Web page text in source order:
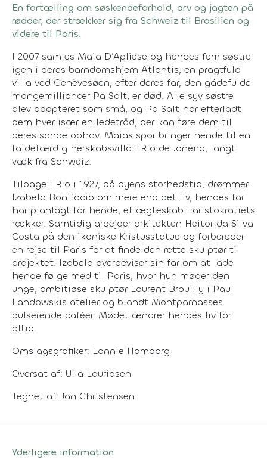
En fortælling om søskendeforhold, arv og jagten på
rødder, der strækker sig fra Schweiz til Brasilien og
videre til Paris.
I 2007 samles Maia D’Apliese og hendes fem søstre
igen i deres barndomshjem Atlantis, en pragtfuld
villa ved Genèvesøen, efter deres far, den gådefulde
mangemillionær Pa Salt, er død. Alle syv søstre
blev adopteret som små, og Pa Salt har efterladt
dem hver især en ledetråd, der kan føre dem til
deres sande ophav. Maias spor bringer hende til en
faldefærdig herskabsvilla i Rio de Janeiro, langt
væk fra Schweiz.
Tilbage i Rio i 1927, på byens storhedstid, drømmer
Izabela Bonifacio om mere end det liv, hendes far
har planlagt for hende, et ægteskab i aristokratiets
rækker. Samtidig arbejder arkitekten Heitor da Silva
Costa på den ikoniske Kristusstatue og forbereder
en rejse til Paris for at finde den rette skulptør til
projektet. Izabela overbeviser sin far om at lade
hende følge med til Paris, hvor hun møder den
unge, ambitiøse skulptør Laurent Brouilly i Paul
Landowskis atelier og blandt Montparnasses
pulserende caféer. Mødet ændrer hendes liv for
altid.
Omslagsgrafiker: Lonnie Hamborg
Oversat af: Ulla Lauridsen
Tegnet af: Jan Christensen
Yderligere information